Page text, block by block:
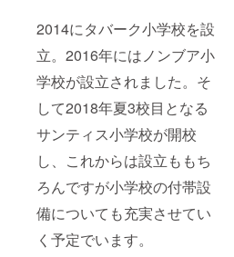
2014にタバーク小学校を設
立。2016年にはノンブア小
学校が設立されました。そ
して2018年夏3校目となる
サンティス小学校が開校
し、これからは設立ももち
ろんですが小学校の付帯設
備についても充実させてい
く予定でいます。